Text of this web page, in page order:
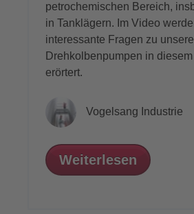
petrochemischen Bereich,
in Tanklägern. Im Video
interessante Fragen zu
Drehkolbenpumpen in
erörtert.
Vogelsang Industrie
Weiterlesen